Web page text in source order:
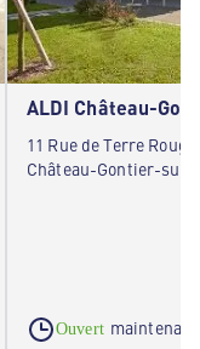
11 Rue de Terre Rouge
Château-Gontier-sur-
Ouvert maintenant